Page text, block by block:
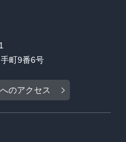
町9番6号
のアクセス